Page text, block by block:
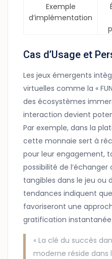
Exemple
d’implémentation
Cas d’Usage et
Les jeux émergents
virtuelles comme la «
des écosystèmes
interaction devient
Par exemple, dans la
cette monnaie sert à
pour leur engagement,
possibilité de
tangibles dans le jeu ou
tendances indiquent
favoriseront une
gratification
« La clé du succès
moderne réside